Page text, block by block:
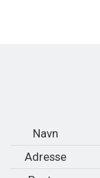
Navn
Adresse